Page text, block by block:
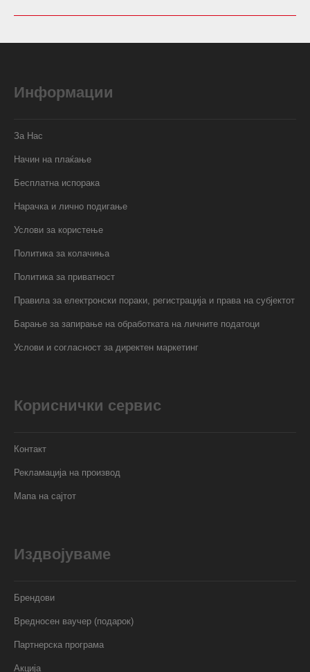
Информации
За Нас
Начин на плаќање
Бесплатна испорака
Нарачка и лично подигање
Услови за користење
Политика за колачиња
Политика за приватност
Правила за електронски пораки, регистрација и права на субјектот
Барање за запирање на обработката на личните податоци
Услови и согласност за директен маркетинг
Кориснички сервис
Контакт
Рекламација на производ
Мапа на сајтот
Издвојуваме
Брендови
Вредносен ваучер (подарок)
Партнерска програма
Акција